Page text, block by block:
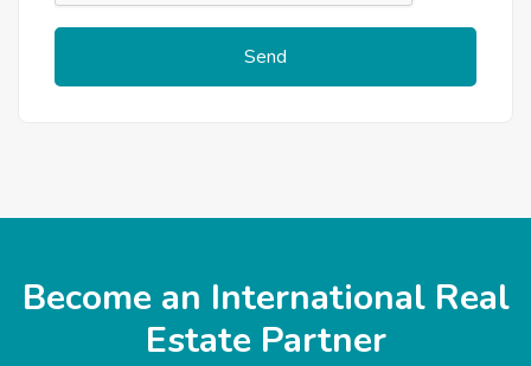
Send
Become an International Real
Estate Partner